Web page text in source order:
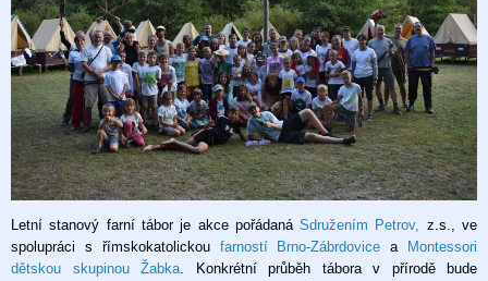
Letní stanový farní tábor je akce pořádanáSdružením Petrov, z.s., ve
spolupráci s římskokatolickou
farností Brno-Zábrdovice a
Montessori
dětskou skupinou Žabka. Konkrétní průběh tábora v přírodě bude